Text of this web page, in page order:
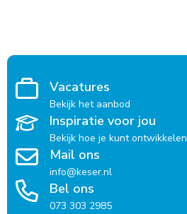
Vacatures
Bekijk het aanbod
Inspiratie voor jou
Bekijk hoe je kunt ontwikkelen
Mail ons
info@keser.nl
Bel ons
073 303 2985